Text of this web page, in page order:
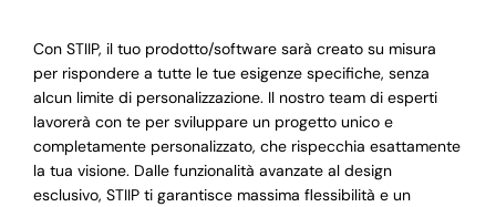
Con STIIP, il tuo prodotto/software sarà creato su misura
per rispondere a tutte le tue esigenze specifiche, senza
alcun limite di personalizzazione. Il nostro team di esperti
lavorerà con te per sviluppare un progetto unico e
completamente personalizzato, che rispecchia esattamente
la tua visione. Dalle funzionalità avanzate al design
esclusivo, STIIP ti garantisce massima flessibilità e un